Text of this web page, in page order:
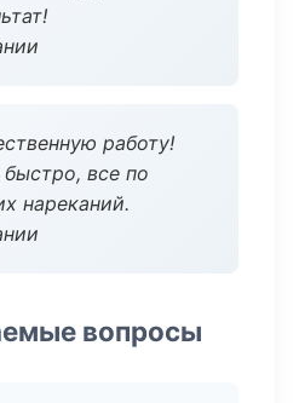
работу!
все по
нареканий.
вопросы